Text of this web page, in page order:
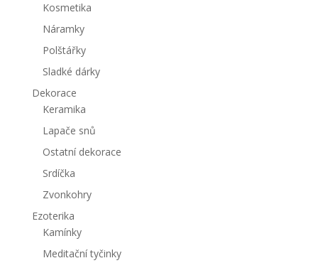
Kosmetika
Náramky
Polštářky
Sladké dárky
Dekorace
Keramika
Lapače snů
Ostatní dekorace
Srdíčka
Zvonkohry
Ezoterika
Kamínky
Meditační tyčinky